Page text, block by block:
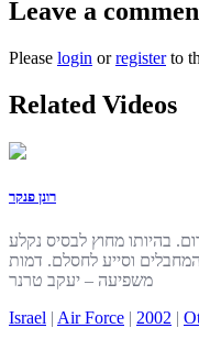
Leave a
Please login orregisterto
Related Videos
רונן פנקר
בהיותו מחוץ לבסיס נקלע
וסייע לחסלם. דמות
משפיעה – יעקב טרנר
Israel | Air Force | 2002 |